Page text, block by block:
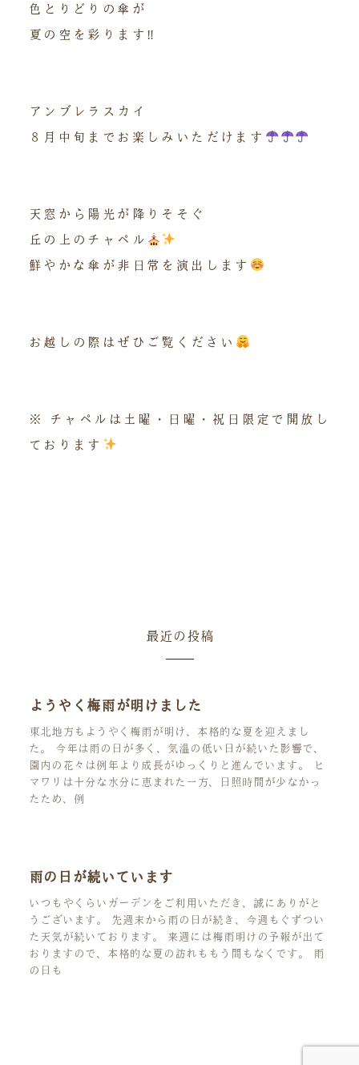
色とりどりの傘が
夏の空を彩ります‼︎
アンブレラスカイ
８月中旬までお楽しみいただけます
天窓から陽光が降りそそぐ
丘の上のチャペル
鮮やかな傘が非日常を演出します
お越しの際はぜひご覧ください
※ チャペルは土曜・日曜・祝日限定で開放し
ております
最近の投稿
ようやく梅雨が明けました
東北地方もようやく梅雨が明け、本格的な夏を迎えまし
た。 今年は雨の日が多く、気温の低い日が続いた影響で、
園内の花々は例年より成長がゆっくりと進んでいます。 ヒ
マワリは十分な水分に恵まれた一方、日照時間が少なかっ
たため、例
雨の日が続いています
いつもやくらいガーデンをご利用いただき、誠にありがと
うございます。 先週末から雨の日が続き、今週もぐずつい
た天気が続いております。 来週には梅雨明けの予報が出て
おりますので、本格的な夏の訪れももう間もなくです。 雨
の日も